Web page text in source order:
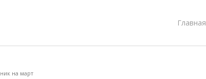
Главная
на март